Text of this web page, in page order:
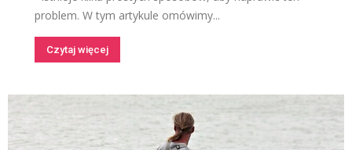
problem. W tym artykule omówimy...
Czytaj więcej